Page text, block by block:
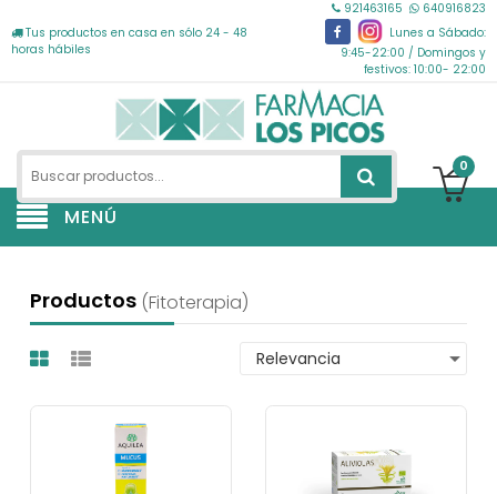
Tus productos en casa en sólo 24 - 48
horas hábiles
921463165
640916823
Lunes a Sábado:
9:45-22:00 / Domingos y
festivos: 10:00- 22:00
0
MENÚ
Productos (fitoterapia)